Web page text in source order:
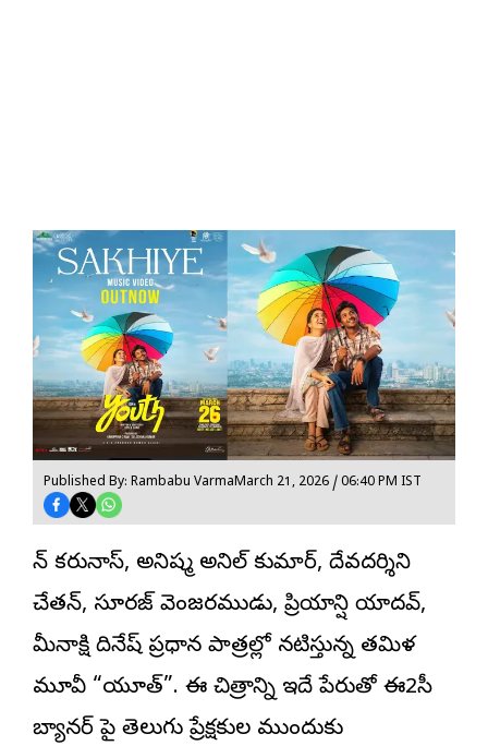
Published By: Rambabu VarmaMarch 21, 2026 / 06:40 PM IST
కెన్ కరునాస్, అనిష్మ అనిల్ కుమార్, దేవదర్శిని
చేతన్, సూరజ్ వెంజరముడు, ప్రియాన్షి యాదవ్,
మీనాక్షి దినేష్ ప్రధాన పాత్రల్లో నటిస్తున్న తమిళ
మూవీ “యూత్”. ఈ చిత్రాన్ని ఇదే పేరుతో ఈ2సీ
బ్యానర్ పై తెలుగు ప్రేక్షకుల ముందుకు